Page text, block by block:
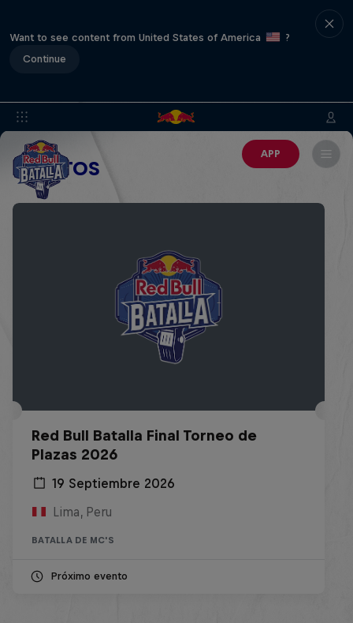
Want to see content from United States of America
?
Continue
APP
EVENTOS
Red Bull Batalla Final Torneo de
Plazas 2026
19 Septiembre 2026
Lima, Peru
BATALLA DE MC'S
Próximo evento